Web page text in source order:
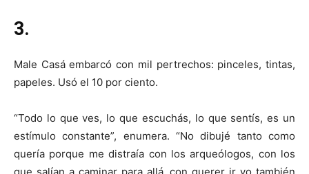
3.
Male Casá embarcó con mil pertrechos: pinceles, tintas,
papeles. Usó el 10 por ciento.
“Todo lo que ves, lo que escuchás, lo que sentís, es un
estímulo constante”, enumera. “No dibujé tanto como
quería porque me distraía con los arqueólogos, con los